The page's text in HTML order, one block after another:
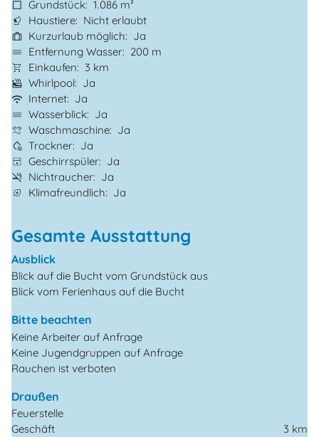
Grundstück 1.086 m²
Haustiere
Nicht erlaubt
Kurzurlaub möglich
Ja
Entfernung Wasser
200 m
Einkaufen
3 km
Whirlpool
Ja
Internet
Ja
Wasserblick
Ja
Waschmaschine
Ja
Trockner
Ja
Geschirrspüler
Ja
Nichtraucher
Ja
Klimafreundlich
Ja
Gesamte Ausstattung
Ausblick
Blick auf die Bucht vom Grundstück aus
Blick vom Ferienhaus auf die Bucht
Bitte beachten
Keine Arbeiter auf Anfrage
Keine Jugendgruppen auf Anfrage
Rauchen ist verboten
Draußen
Feuerstelle
Geschäft
3 km